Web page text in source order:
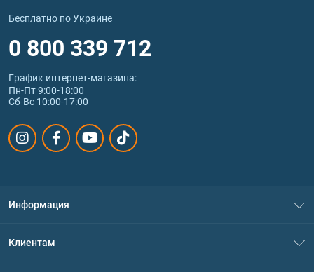
Бесплатно по Украине
0 800 339 712
График интернет‑магазина:
Пн-Пт 9:00-18:00
Сб-Вс 10:00-17:00
Информация
Клиентам